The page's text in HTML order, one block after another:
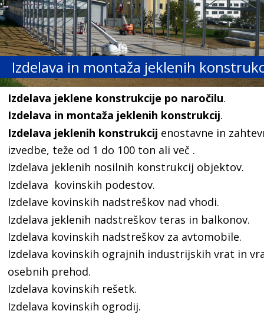
Izdelava in montaža jeklenih
Izdelava jeklene konstrukcije po naročilu.
Izdelava in montaža jeklenih konstrukcij.
Izdelava jeklenih konstrukcij enostavne in
izvedbe, teže od 1 do 100 ton ali več .
Izdelava jeklenih nosilnih konstrukcij objektov.
Izdelava  kovinskih podestov.
Izdelave kovinskih nadstreškov nad vhodi.
Izdelava jeklenih nadstreškov teras in balkonov.
Izdelava kovinskih nadstreškov za avtomobile.
Izdelava kovinskih ograjnih industrijskih vrat in
osebnih prehod.
Izdelava kovinskih rešetk.
Izdelava kovinskih ogrodij.